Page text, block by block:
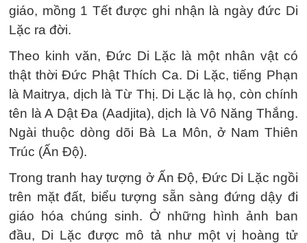
giáo, mồng 1 Tết được ghi nhận là ngày đức Di
Lặc ra đời.
Theo kinh văn, Đức Di Lặc là một nhân vật có
thật thời Đức Phật Thích Ca. Di Lặc, tiếng Phạn
là Maitrya, dịch là Từ Thị. Di Lặc là họ, còn chính
tên là A Dật Đa (Aadjita), dịch là Vô Năng Thắng.
Ngài thuộc dòng dõi Bà La Môn, ở Nam Thiên
Trúc (Ấn Độ).
Trong tranh hay tượng ở Ấn Độ, Đức Di Lặc ngồi
trên mặt đất, biểu tượng sẵn sàng đứng dậy đi
giáo hóa chúng sinh. Ở những hình ảnh ban
đầu, Di Lặc được mô tả như một vị hoàng tử